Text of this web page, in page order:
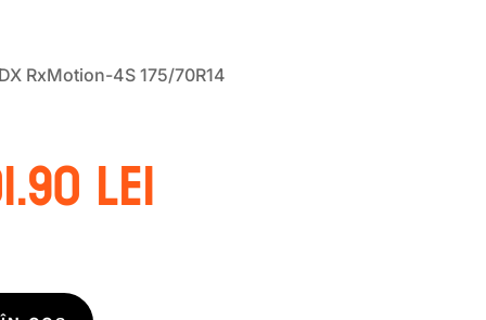
RxMotion-4S 175/70R14
lei